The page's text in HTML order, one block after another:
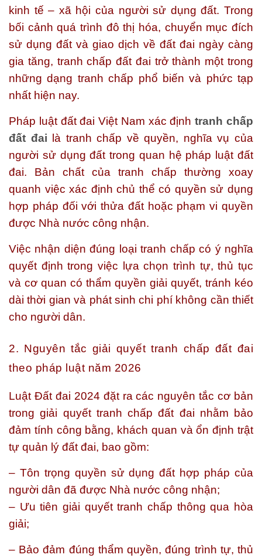
kinh tế – xã hội của người sử dụng đất. Trong
bối cảnh quá trình đô thị hóa, chuyển mục đích
sử dụng đất và giao dịch về đất đai ngày càng
gia tăng, tranh chấp đất đai trở thành một trong
những dạng tranh chấp phổ biến và phức tạp
nhất hiện nay.
Pháp luật đất đai Việt Nam xác địnhtranh chấp
đất đai là tranh chấp về quyền, nghĩa vụ của
người sử dụng đất trong quan hệ pháp luật đất
đai. Bản chất của tranh chấp thường xoay
quanh việc xác định chủ thể có quyền sử dụng
hợp pháp đối với thửa đất hoặc phạm vi quyền
được Nhà nước công nhận.
Việc nhận diện đúng loại tranh chấp có ý nghĩa
quyết định trong việc lựa chọn trình tự, thủ tục
và cơ quan có thẩm quyền giải quyết, tránh kéo
dài thời gian và phát sinh chi phí không cần thiết
cho người dân.
2. Nguyên tắc giải quyết tranh chấp đất đai
theo pháp luật năm 2026
Luật Đất đai 2024 đặt ra các nguyên tắc cơ bản
trong giải quyết tranh chấp đất đai nhằm bảo
đảm tính công bằng, khách quan và ổn định trật
tự quản lý đất đai, bao gồm:
– Tôn trọng quyền sử dụng đất hợp pháp của
người dân đã được Nhà nước công nhận;
– Ưu tiên giải quyết tranh chấp thông qua hòa
giải;
– Bảo đảm đúng thẩm quyền, đúng trình tự, thủ